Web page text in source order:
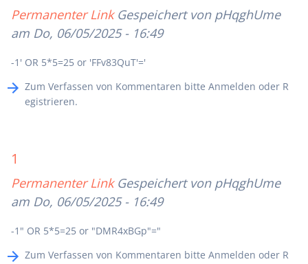
Permanenter Link Gespeichert von pHqghUme
am Do, 06/05/2025 - 16:49
-1' OR 5*5=25 or 'FFv83QuT'='
Zum Verfassen von Kommentaren bitte Anmelden oder R
egistrieren.
1
Permanenter Link Gespeichert von pHqghUme
am Do, 06/05/2025 - 16:49
-1" OR 5*5=25 or "DMR4xBGp"="
Zum Verfassen von Kommentaren bitte Anmelden oder R